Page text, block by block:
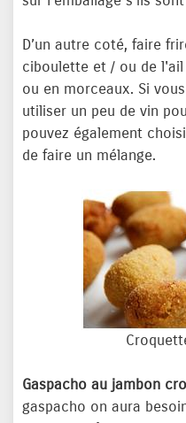
D’un autre coté, faire
ciboulette et / ou de
ou en morceaux. Si
utiliser un peu de vin
pouvez également
de faire un mélange.
Gaspacho au jambon
gaspacho on aura